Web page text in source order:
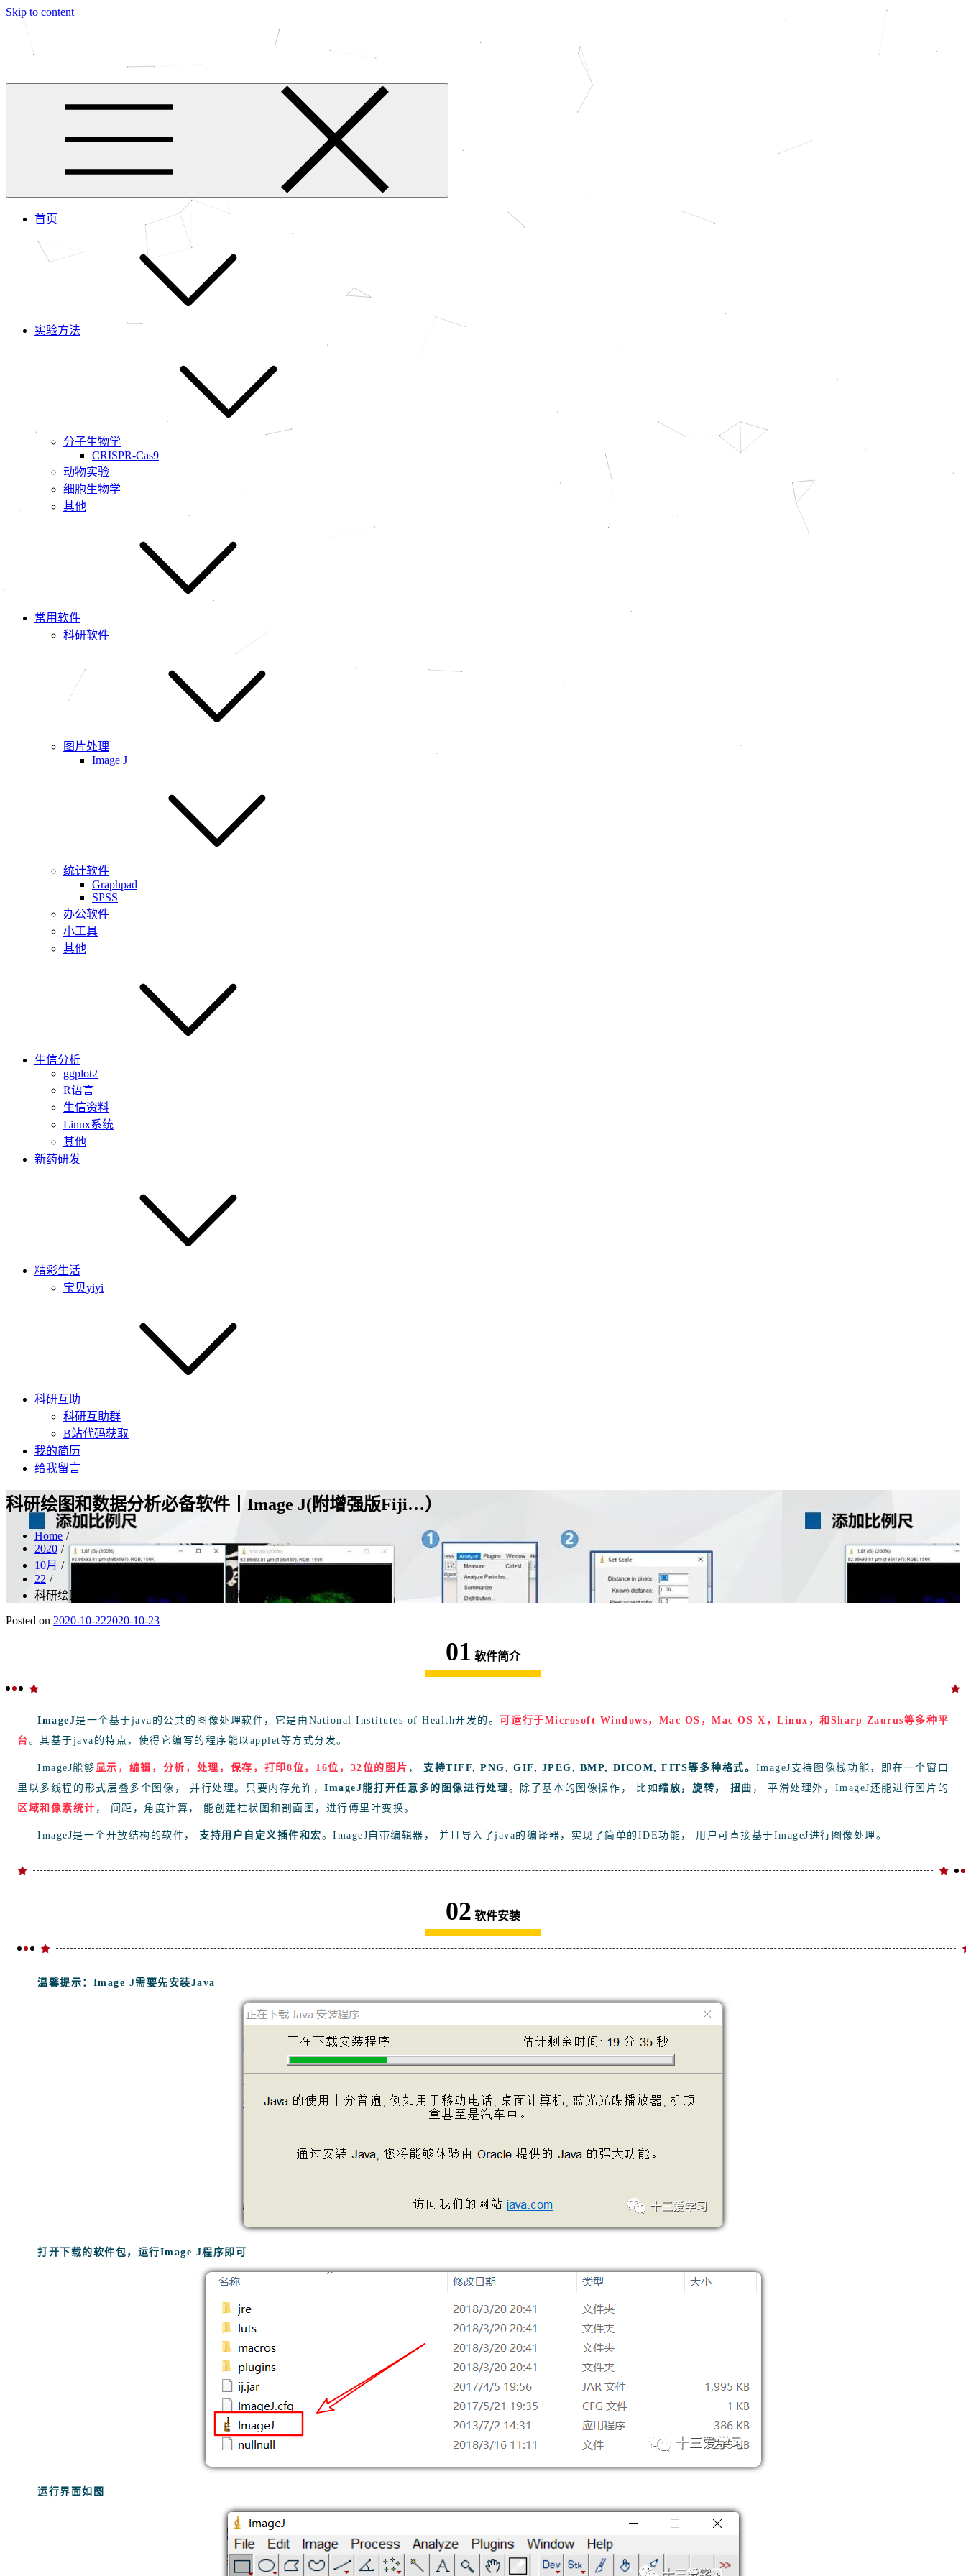
Skip to content
首页
实验方法
分子生物学
CRISPR-Cas9
动物实验
细胞生物学
其他
常用软件
科研软件
图片处理
Image J
统计软件
Graphpad
SPSS
办公软件
小工具
其他
生信分析
ggplot2
R语言
生信资料
Linux系统
其他
新药研发
精彩生活
宝贝yiyi
科研互助
科研互助群
B站代码获取
我的简历
给我留言
科研绘图和数据分析必备软件丨Image J(附增强版Fiji…）
Home
2020
10月
22
科研绘图和数据分析必备软件丨Image J(附增强版Fiji…）
Posted on 2020-10-222020-10-23
01 软件简介
ImageJ是一个基于java的公共的图像处理软件，它是由National Institutes of Health开发的。
可运行于Microsoft Windows，Mac OS，Mac OS X，Linux，和Sharp Zaurus等多种平
台。其基于java的特点，使得它编写的程序能以applet等方式分发。
ImageJ能够显示，编辑，分析，处理，保存，打印8位，16位，32位的图片 ， 支持TIFF, PNG, GIF, JPEG, BMP, DICOM, FITS等多种格式。 ImageJ支持图像栈功能，即在一个窗口
里以多线程的形式层叠多个图像， 并行处理。只要内存允许，ImageJ能打开任意多的图像进行处理。除了基本的图像操作， 比如缩放，旋转， 扭曲 ， 平滑处理外，ImageJ还能进行图片的
区域和像素统计 ， 间距，角度计算， 能创建柱状图和剖面图，进行傅里叶变换。
ImageJ是一个开放结构的软件， 支持用户自定义插件和宏。 ImageJ自带编辑器， 并且导 入了java的编译器，实现了简单的IDE功能， 用户可直接基于ImageJ进行图像处理。
02 软件安装
温馨提示：Image J需要先安装Java
打开下载的软件包，运行Image J程序即可
运行界面如图